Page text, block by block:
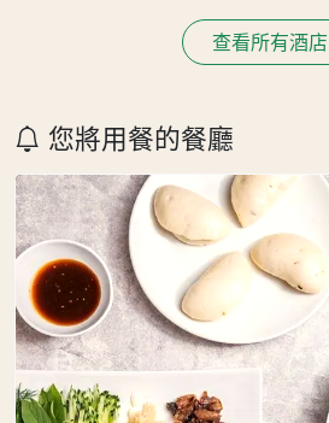
查看所有酒店
您將用餐的餐廳